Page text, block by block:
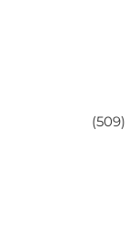
(509)